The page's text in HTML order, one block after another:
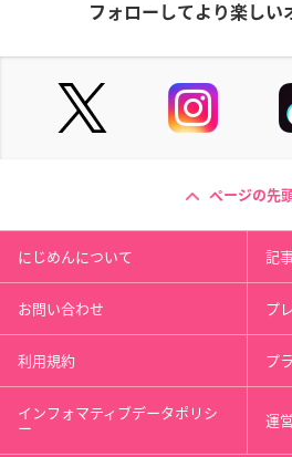
フォローしてより楽しい
ページの先
にじめんについて 記
お問い合わせ プ
利用規約 プ
インフォマティブデータポリシ
ー 運